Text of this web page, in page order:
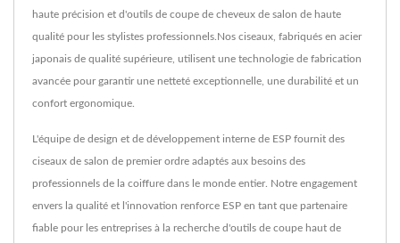
haute précision et d'outils de coupe de cheveux de salon de haute
qualité pour les stylistes professionnels.Nos ciseaux, fabriqués en acier
japonais de qualité supérieure, utilisent une technologie de fabrication
avancée pour garantir une netteté exceptionnelle, une durabilité et un
confort ergonomique.
L'équipe de design et de développement interne de ESP fournit des
ciseaux de salon de premier ordre adaptés aux besoins des
professionnels de la coiffure dans le monde entier. Notre engagement
envers la qualité et l'innovation renforce ESP en tant que partenaire
fiable pour les entreprises à la recherche d'outils de coupe haut de